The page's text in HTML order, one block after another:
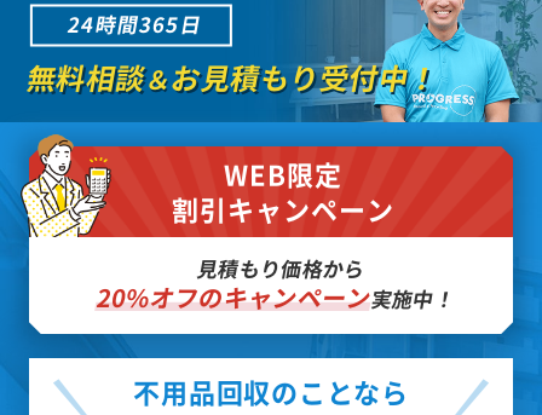
24時間365日
無料相談＆お見積もり受付中！
WEB限定
割引キャンペーン
見積もり価格から
20%オフのキャンペーン実施中！
不用品回収のことなら